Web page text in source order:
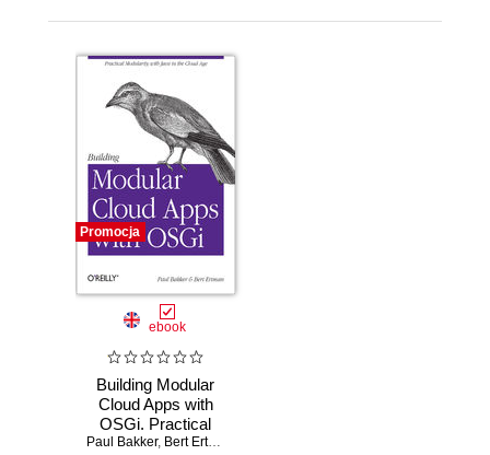
Promocja
ebook
Building Modular
Cloud Apps with
OSGi. Practical
Modularity with
Paul Bakker, Bert Ertman